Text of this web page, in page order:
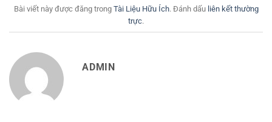
Bài viết này được đăng trong Tài Liệu Hữu Ích. Đánh dấu liên kết thường
trực.
ADMIN